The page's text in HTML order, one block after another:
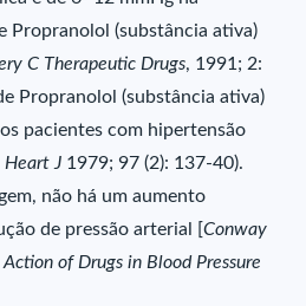
Propranolol (substância ativa)
C Therapeutic Drugs, 1991; 2:
Propranolol (substância ativa)
pacientes com hipertensão
Heart J 1979; 97 (2): 137-40).
não há um aumento
de pressão arterial [Conway
of Drugs in Blood Pressure